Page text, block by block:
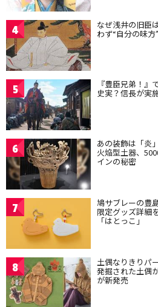
4 なぜ浅井の旧臣
わず“自分の味
5 『豊臣兄弟！』
史実？信長が実
6 あの装飾は「炎
火焔型土器、
インの秘密
7 鳩サブレーの豊
限定グッズ詳細
「はとっこ」
8 土偶なりきりパ
発掘された土偶
が新発売